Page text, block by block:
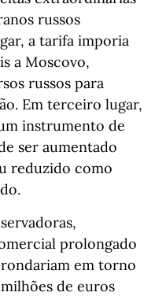
russos
a tarifa imporia
a Moscovo,
russos para
Em terceiro lugar,
instrumento de
ser aumentado
reduzido como
prolongado
em torno
de euros